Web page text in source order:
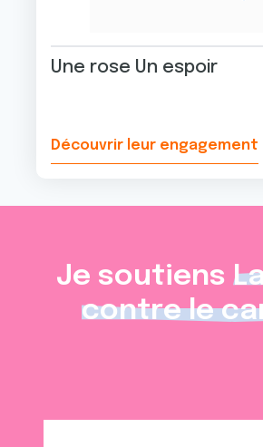
Une rose Un espoir
Découvrir leur engagement
Je soutiens
contre le